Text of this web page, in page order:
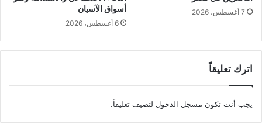
7 أغسطس، 2026
أسواق الآسيان
6 أغسطس، 2026
اترك تعليقاً
يجب أنت تكون مسجل الدخول لتضيف تعليقاً.